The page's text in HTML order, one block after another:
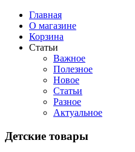
Главная
О магазине
Корзина
Статьи
Важное
Полезное
Новое
Статьи
Разное
Актуальное
Детские товары